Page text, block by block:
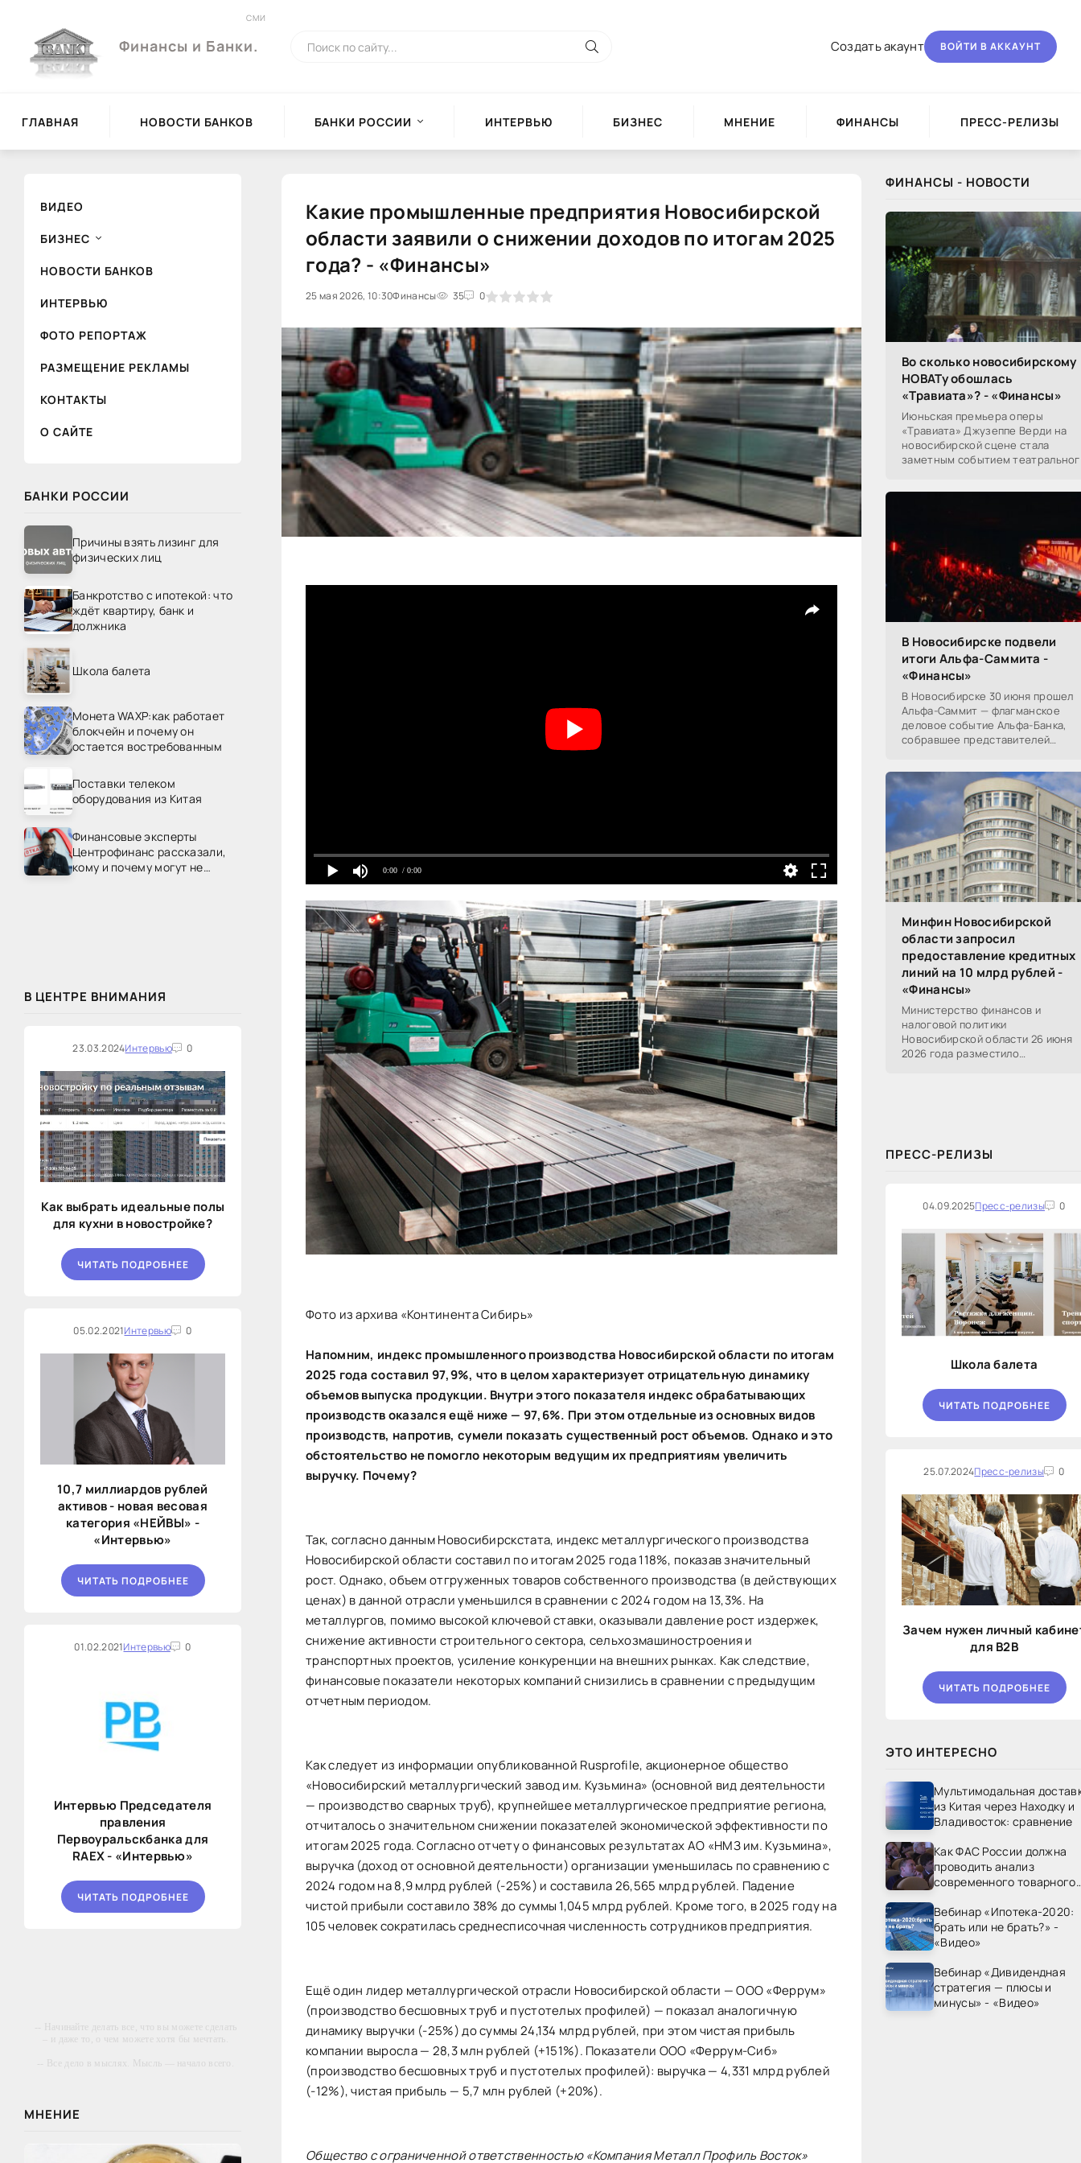
Финансы и Банки.
СМИ
Создать акаунт ВОЙТИ В АККАУНТ
ГЛАВНАЯ НОВОСТИ БАНКОВ БАНКИ РОССИИ ИНТЕРВЬЮ БИЗНЕС МНЕНИЕ ФИНАНСЫ ПРЕСС-РЕЛИЗЫ
ВИДЕО
БИЗНЕС
НОВОСТИ БАНКОВ
ИНТЕРВЬЮ
ФОТО РЕПОРТАЖ
РАЗМЕЩЕНИЕ РЕКЛАМЫ
КОНТАКТЫ
О САЙТЕ
БАНКИ РОССИИ
Причины взять лизинг для
физических лиц
Банкротство с ипотекой: что
ждёт квартиру, банк и
должника
Школа балета
Монета WAXP:как работает
блокчейн и почему он
остается востребованным
Поставки телеком
оборудования из Китая
Финансовые эксперты
Центрофинанс рассказали,
кому и почему могут не
В ЦЕНТРЕ ВНИМАНИЯ
23.03.2024Интервью 0
Как выбрать идеальные полы
для кухни в новостройке?
ЧИТАТЬ ПОДРОБНЕЕ
05.02.2021Интервью 0
10,7 миллиардов рублей
активов - новая весовая
категория «НЕЙВЫ» -
«Интервью»
ЧИТАТЬ ПОДРОБНЕЕ
01.02.2021Интервью 0
Интервью Председателя
правления
Первоуральскбанка для
RAEX - «Интервью»
ЧИТАТЬ ПОДРОБНЕЕ
-- Начинайте делать все, что вы можете сделать
– и даже то, о чем можете хотя бы мечтать.
-- Все дело в мыслях. Мысль — начало всего.
придумали.
МНЕНИЕ
Какие промышленные предприятия Новосибирской
области заявили о снижении доходов по итогам 2025
года? - «Финансы»
25 мая 2026, 10:30Финансы 35 0
0 1 2 3 4 5
0:00 / 0:00
Фото из архива «Континента Сибирь»
Напомним, индекс промышленного производства Новосибирской области по итогам
2025 года составил 97,9%, что в целом характеризует отрицательную динамику
объемов выпуска продукции. Внутри этого показателя индекс обрабатывающих
производств оказался ещё ниже — 97,6%. При этом отдельные из основных видов
производств, напротив, сумели показать существенный рост объемов. Однако и это
обстоятельство не помогло некоторым ведущим их предприятиям увеличить
выручку. Почему?
Так, согласноданным Новосибирскстата, индекс металлургического производства
Новосибирской области составил по итогам 2025 года 118%, показав значительный
рост. Однако, объем отгруженных товаров собственного производства (в действующих
ценах) в данной отрасли уменьшился в сравнении с 2024 годом на 13,3%. На
металлургов, помимо высокой ключевой ставки, оказывали давление рост издержек,
снижение активности строительного сектора, сельхозмашиностроения и
транспортных проектов, усиление конкуренции на внешних рынках. Как следствие,
финансовые показатели некоторых компаний снизились в сравнении с предыдущим
отчетным периодом.
Как следует из информации опубликованной Rusprofile, акционерное общество
«Новосибирский металлургический завод им. Кузьмина» (основной вид деятельности
— производство сварных труб), крупнейшее металлургическое предприятие региона,
отчиталось о значительном снижении показателей экономической эффективности по
итогам 2025 года. Согласно отчету о финансовых результатах АО «НМЗ им. Кузьмина»,
выручка (доход от основной деятельности) организации уменьшилась по сравнению с
2024 годомна 8,9 млрд рублей (-25%) и составила 26,565 млрд рублей. Падение
чистой прибыли составило 38% до суммы 1,045 млрд рублей. Кроме того, в 2025 году на
105 человек сократилась среднесписочная численность сотрудников предприятия.
Ещё один лидер металлургической отрасли Новосибирской области —ООО«Феррум»
(производство бесшовных труб и пустотелых профилей) — показал аналогичную
динамику выручки (-25%) до суммы 24,134 млрд рублей, при этом чистая прибыль
компании выросла — 28,3 млн рублей (+151%). Показатели ООО «Феррум-Сиб»
(производство бесшовных труб и пустотелых профилей): выручка — 4,331 млрд рублей
(-12%), чистая прибыль — 5,7 млн рублей (+20%).
Общество с ограниченной ответственностью «Компания Металл Профиль Восток»
ФИНАНСЫ - НОВОСТИ
Во сколько новосибирскому
НОВАТу обошлась
«Травиата»? - «Финансы»
Июньская премьера оперы
«Травиата» Джузеппе Верди на
новосибирской сцене стала
заметным событием
Посетители НОВАТа, с которыми
В Новосибирске подвели
итоги Альфа-Саммита -
«Финансы»
В Новосибирске 30 июня прошел
Альфа-Саммит — флагманское
деловое событие Альфа-Банка,
собравшее представителей
реального, технологического,
финансового и других
Минфин Новосибирской
области запросил
предоставление кредитных
линий на 10 млрд рублей -
«Финансы»
Министерство финансов и
налоговой политики
Новосибирской области 26 июня
2026 года разместило
ПРЕСС-РЕЛИЗЫ
04.09.2025Пресс-релизы 0
Школа балета
ЧИТАТЬ ПОДРОБНЕЕ
25.07.2024Пресс-релизы 0
Зачем нужен личный
для B2B
ЧИТАТЬ ПОДРОБНЕЕ
ЭТО ИНТЕРЕСНО
Мультимодальная
из Китая через Находку и
Владивосток: сравнение
Как ФАС России должна
проводить анализ
современного товарного
России»
Вебинар «Ипотека-2020:
брать или не брать?» -
«Видео»
Вебинар «Дивидендная
стратегия — плюсы и
минусы» - «Видео»